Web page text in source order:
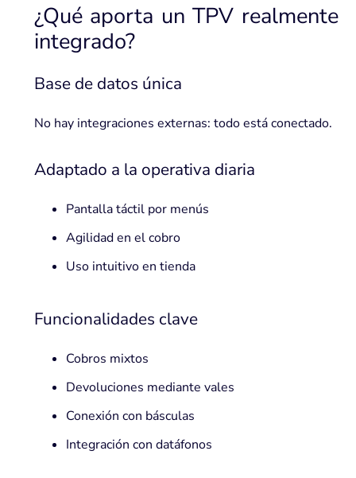
¿Qué aporta un TPV realmente
integrado?
Base de datos única
No hay integraciones externas: todo está conectado.
Adaptado a la operativa diaria
Pantalla táctil por menús
Agilidad en el cobro
Uso intuitivo en tienda
Funcionalidades clave
Cobros mixtos
Devoluciones mediante vales
Conexión con básculas
Integración con datáfonos